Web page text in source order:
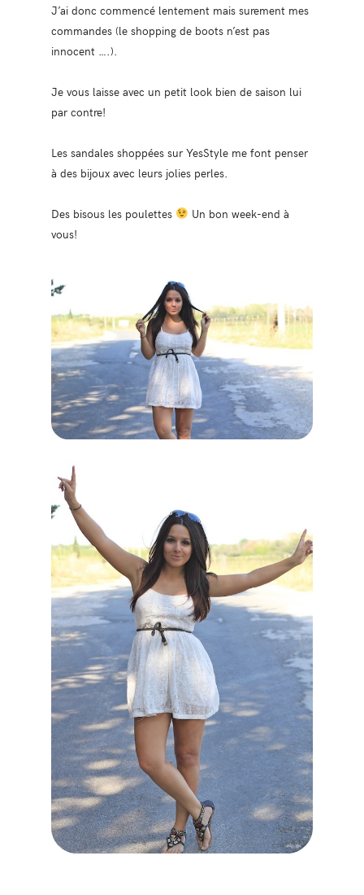
J’ai donc commencé lentement mais surement mes
commandes (le shopping de boots n’est pas
innocent ….).
Je vous laisse avec un petit look bien de saison lui
par contre!
Les sandales shoppées sur YesStyle me font penser
à des bijoux avec leurs jolies perles.
Des bisous les poulettes
Un bon week-end à
vous!